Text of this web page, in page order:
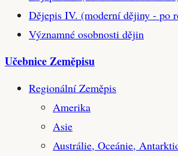
Dějepis IV. (moderní dějiny - po
Významné osobnosti dějin
Učebnice Zeměpisu
Regionální Zeměpis
Amerika
Asie
Austrálie, Oceánie,